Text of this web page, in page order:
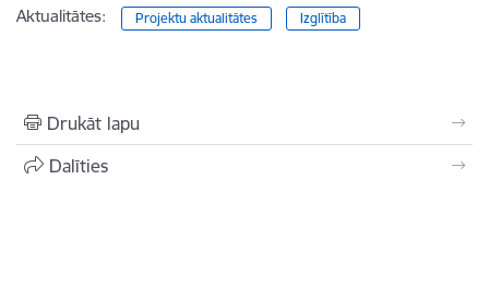
Aktualitātes: Projektu aktualitātes Izglītība
Drukāt lapu
Dalīties